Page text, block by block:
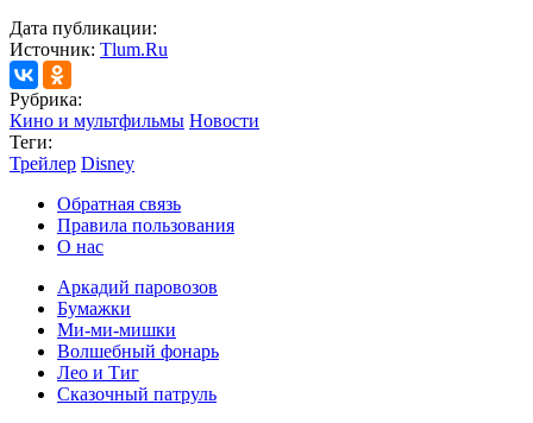
Дата публикации:
Источник: Tlum.Ru
Рубрика:
Кино и мультфильмы Новости
Теги:
Трейлер Disney
Обратная связь
Правила пользования
О нас
Аркадий паровозов
Бумажки
Ми-ми-мишки
Волшебный фонарь
Лео и Тиг
Сказочный патруль